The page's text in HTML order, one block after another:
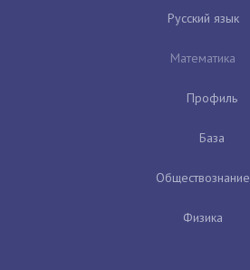
Русский язык
Математика
Профиль
База
Обществознание
Физика